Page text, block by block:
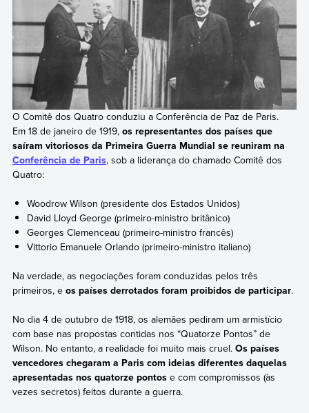
O Comitê dos Quatro conduziu a Conferência de Paz de Paris.
Em 18 de janeiro de 1919, os representantes dos países que
saíram vitoriosos da Primeira Guerra Mundial se reuniram na
Conferência de Paris, sob a liderança do chamado Comitê dos
Quatro:
Woodrow Wilson (presidente dos Estados Unidos)
David Lloyd George (primeiro-ministro britânico)
Georges Clemenceau (primeiro-ministro francês)
Vittorio Emanuele Orlando (primeiro-ministro italiano)
Na verdade, as negociações foram conduzidas pelos três
primeiros, e os países derrotados foram proibidos de participar.
No dia 4 de outubro de 1918, os alemães pediram um armistício
com base nas propostas contidas nos “Quatorze Pontos” de
Wilson. No entanto, a realidade foi muito mais cruel. Os países
vencedores chegaram a Paris com ideias diferentes daquelas
apresentadas nos quatorze pontose com compromissos (às
vezes secretos) feitos durante a guerra.